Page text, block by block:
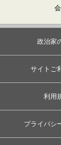
政治家
サイトご
利用
プライバシ